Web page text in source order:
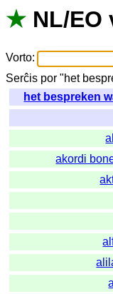
★ NL/EO
Vorto:
Serĉis por "het
het bespreken
akordi